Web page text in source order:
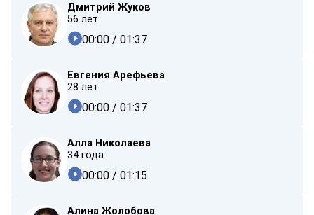
Дмитрий Жуков
56 лет
00:00 / 01:37
Евгения Арефьева
28 лет
00:00 / 01:37
Алла Николаева
34 года
00:00 / 01:15
Алина Жолобова